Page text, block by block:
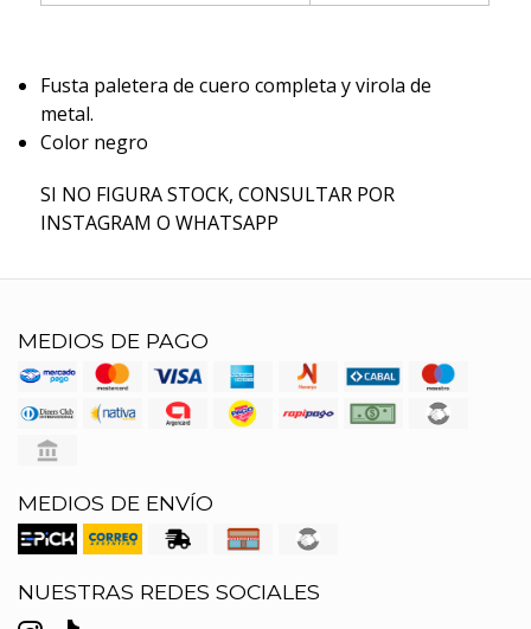
Fusta paletera de cuero completa y virola de
metal.
Color negro
SI NO FIGURA STOCK, CONSULTAR POR
INSTAGRAM O WHATSAPP
MEDIOS DE PAGO
MEDIOS DE ENVÍO
NUESTRAS REDES SOCIALES